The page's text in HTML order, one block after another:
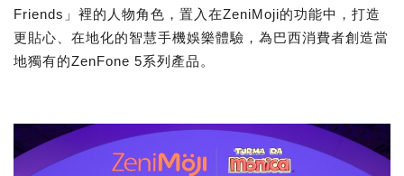
Friends」裡的人物角色，置入在ZeniMoji的功能中，打造
更貼心、在地化的智慧手機娛樂體驗，為巴西消費者創造當
地獨有的ZenFone 5系列產品。